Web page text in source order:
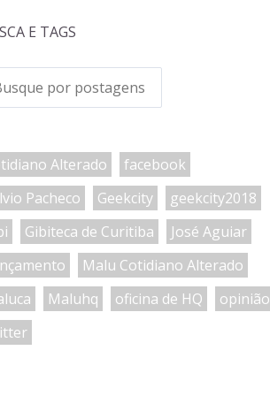
E TAGS
Alterado
facebook
Pacheco
Geekcity
geekcity2018
Gibiteca de Curitiba
José Aguiar
Malu Cotidiano Alterado
Maluhq oficina de HQ
opinião